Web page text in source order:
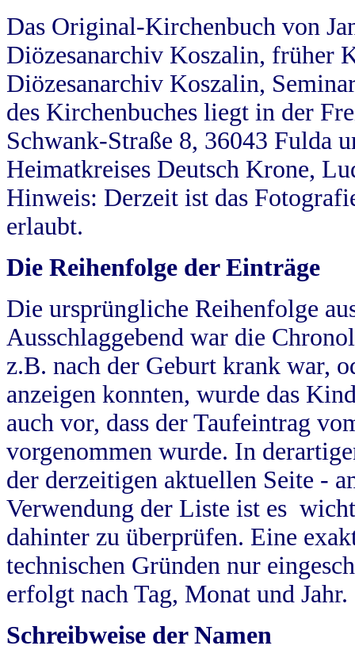
Das Original-Kirchenbuch von
Diözesanarchiv Koszalin, früher
Diözesanarchiv Koszalin,
des Kirchenbuches liegt in der
Schwank-Straße 8, 36043 Fulda
Heimatkreises Deutsch Krone,
Hinweis: Derzeit ist das
erlaubt.
Die Reihenfolge der Einträge
Die ursprüngliche Reihenfolge
Ausschlaggebend war die
z.B. nach der Geburt krank war,
anzeigen konnten, wurde das
auch vor, dass der Taufeintrag
vorgenommen wurde. In
der derzeitigen aktuellen Seite -
Verwendung der Liste ist es
dahinter zu überprüfen. Eine
technischen Gründen nur
erfolgt nach Tag, Monat und Jahr.
Schreibweise der Namen